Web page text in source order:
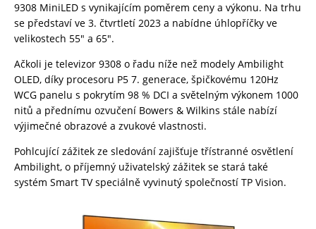
9308 MiniLED s vynikajícím poměrem ceny a výkonu. Na trhu
se představí ve 3. čtvrtletí 2023 a nabídne úhlopříčky ve
velikostech 55″ a 65″.
Ačkoli je televizor 9308 o řadu níže než modely Ambilight
OLED, díky procesoru P5 7. generace, špičkovému 120Hz
WCG panelu s pokrytím 98 % DCI a světelným výkonem 1000
nitů a přednímu ozvučení Bowers & Wilkins stále nabízí
výjimečné obrazové a zvukové vlastnosti.
Pohlcující zážitek ze sledování zajišťuje třístranné osvětlení
Ambilight, o příjemný uživatelský zážitek se stará také
systém Smart TV speciálně vyvinutý společností TP Vision.